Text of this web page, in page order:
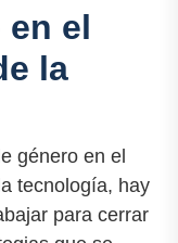
en el
la
género en el
tecnología, hay
para cerrar